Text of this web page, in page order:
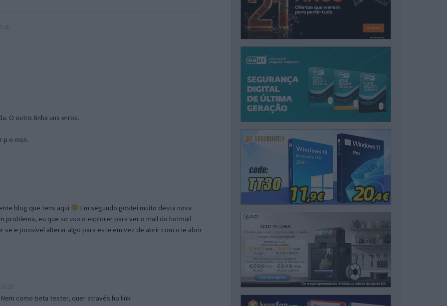
O outro tinha uns erros.
p o msn.
blog que tens aqui
Em segundo gostei muito desta nova
problema, eu que so uso o explorer para ver o mail do hotmail
se e possivel alterar algo para este em vez de abrir com o ie abrir
como beta tester, quer através ho link